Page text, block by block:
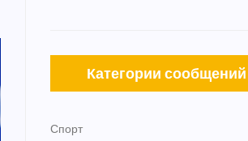
Категории сообщений
Спорт